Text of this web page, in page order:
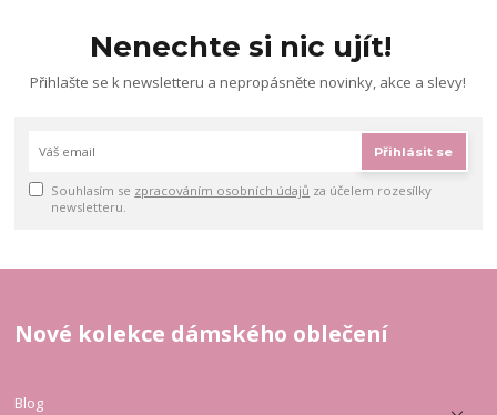
Nenechte si nic ujít!
Přihlašte se k newsletteru a nepropásněte novinky, akce a slevy!
Přihlásit se
Souhlasím se zpracováním osobních údajů za účelem rozesílky
newsletteru.
Nové kolekce dámského oblečení
Blog